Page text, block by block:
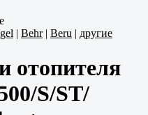
| Behr| Beru | другие
отопителя
S/ST/